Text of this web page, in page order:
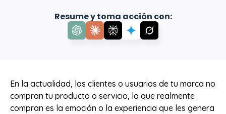
Resume y toma acción con:
En la actualidad, los clientes o usuarios de tu marca no
compran tu producto o servicio, lo que realmente
compran es la emoción o la experiencia que les genera